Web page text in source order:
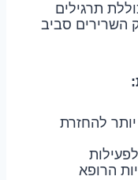
תרגילים
השרירים סביב
להחזרת
הרופא